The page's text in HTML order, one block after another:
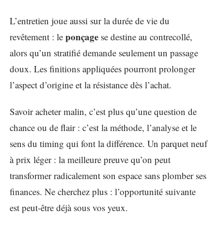
L’entretien joue aussi sur la durée de vie du
revêtement : le ponçage se destine au contrecollé,
alors qu’un stratifié demande seulement un passage
doux. Les finitions appliquées pourront prolonger
l’aspect d’origine et la résistance dès l’achat.
Savoir acheter malin, c’est plus qu’une question de
chance ou de flair : c’est la méthode, l’analyse et le
sens du timing qui font la différence. Un parquet neuf
à prix léger : la meilleure preuve qu’on peut
transformer radicalement son espace sans plomber ses
finances. Ne cherchez plus : l’opportunité suivante
est peut-être déjà sous vos yeux.